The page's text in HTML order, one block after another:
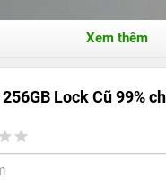
Xem thêm
Lock Cũ 99%